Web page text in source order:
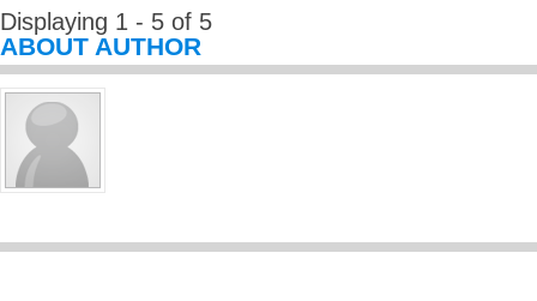
Displaying 1 - 5 of 5
ABOUT AUTHOR